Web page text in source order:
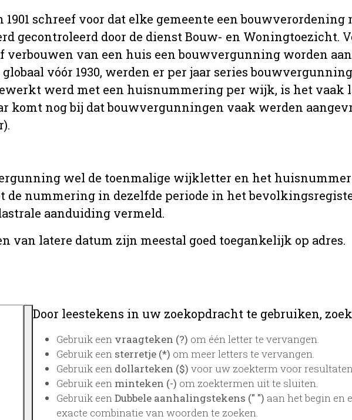
schreef voor dat elke gemeente een bouwverordening
gecontroleerd door de dienst Bouw- en Woningtoezicht.
verbouwen van een huis een bouwvergunning worden
globaal vóór 1930, werden er per jaar series
werd met een huisnummering per wijk, is het vaak
komt nog bij dat bouwvergunningen vaak werden
wel de toenmalige wijkletter en het
de nummering in dezelfde periode in het
aanduiding vermeld.
van latere datum zijn meestal goed toegankelijk op adres.
Door leestekens in uw zoekopdracht te gebruiken,
Gebruik een vraagteken (?) om één letter te vervangen.
Gebruik een sterretje (*) om meer letters te vervangen.
Gebruik een dollarteken ($) voor uw zoekterm voor
Gebruik een minteken (-) om zoektermen uit te sluiten.
Gebruik eenDubbele aanhalingstekens (" ") aan het begin en
exacte combinatie van woorden te zoeken.